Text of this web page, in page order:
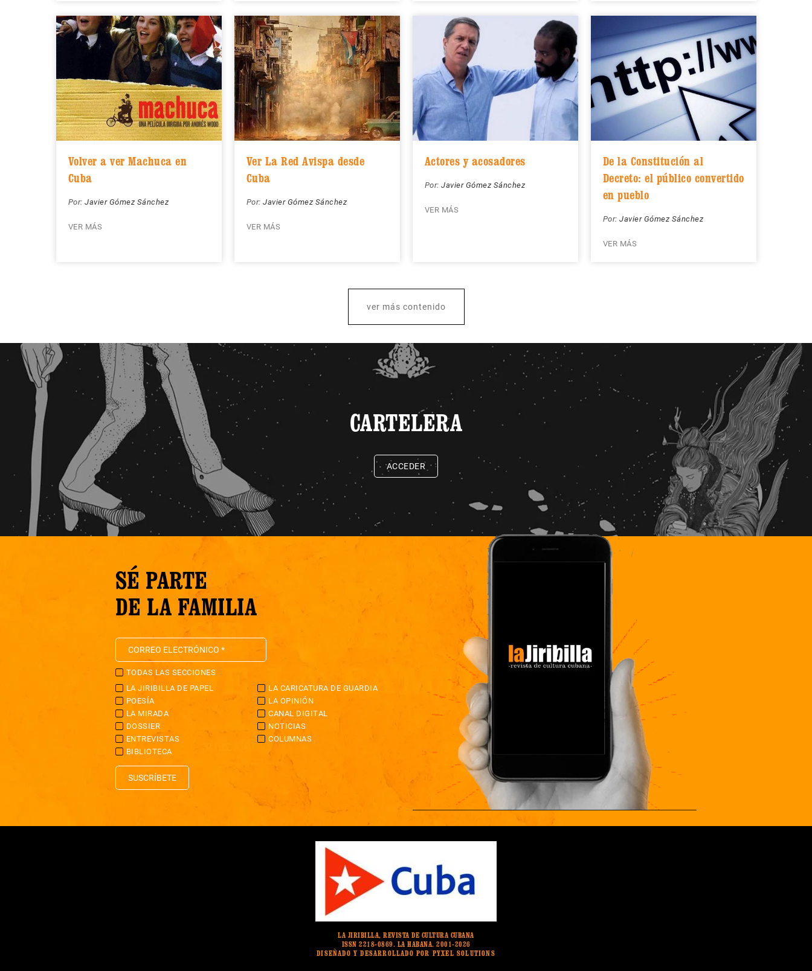
Volver a ver Machuca en
Cuba
Por: Javier Gómez Sánchez
VER MÁS
Ver La Red Avispa desde
Cuba
Por: Javier Gómez Sánchez
VER MÁS
Actores y acosadores
Por: Javier Gómez Sánchez
VER MÁS
De la Constitución al
Decreto: el público convertido
en pueblo
Por: Javier Gómez Sánchez
VER MÁS
ver más contenido
CARTELERA
ACCEDER
SÉ PARTE
DE LA FAMILIA
TODAS LAS SECCIONES
LA JIRIBILLA DE PAPEL
LA CARICATURA DE GUARDIA
POESÍA
LA OPINIÓN
LA MIRADA
CANAL DIGITAL
DOSSIER
NOTICIAS
ENTREVISTAS
COLUMNAS
BIBLIOTECA
SUSCRÍBETE
LA JIRIBILLA, REVISTA DE CULTURA CUBANA
ISSN 2218-0869. LA HABANA. 2001-2026
DISEÑADO Y DESARROLLADO POR PYXEL SOLUTIONS